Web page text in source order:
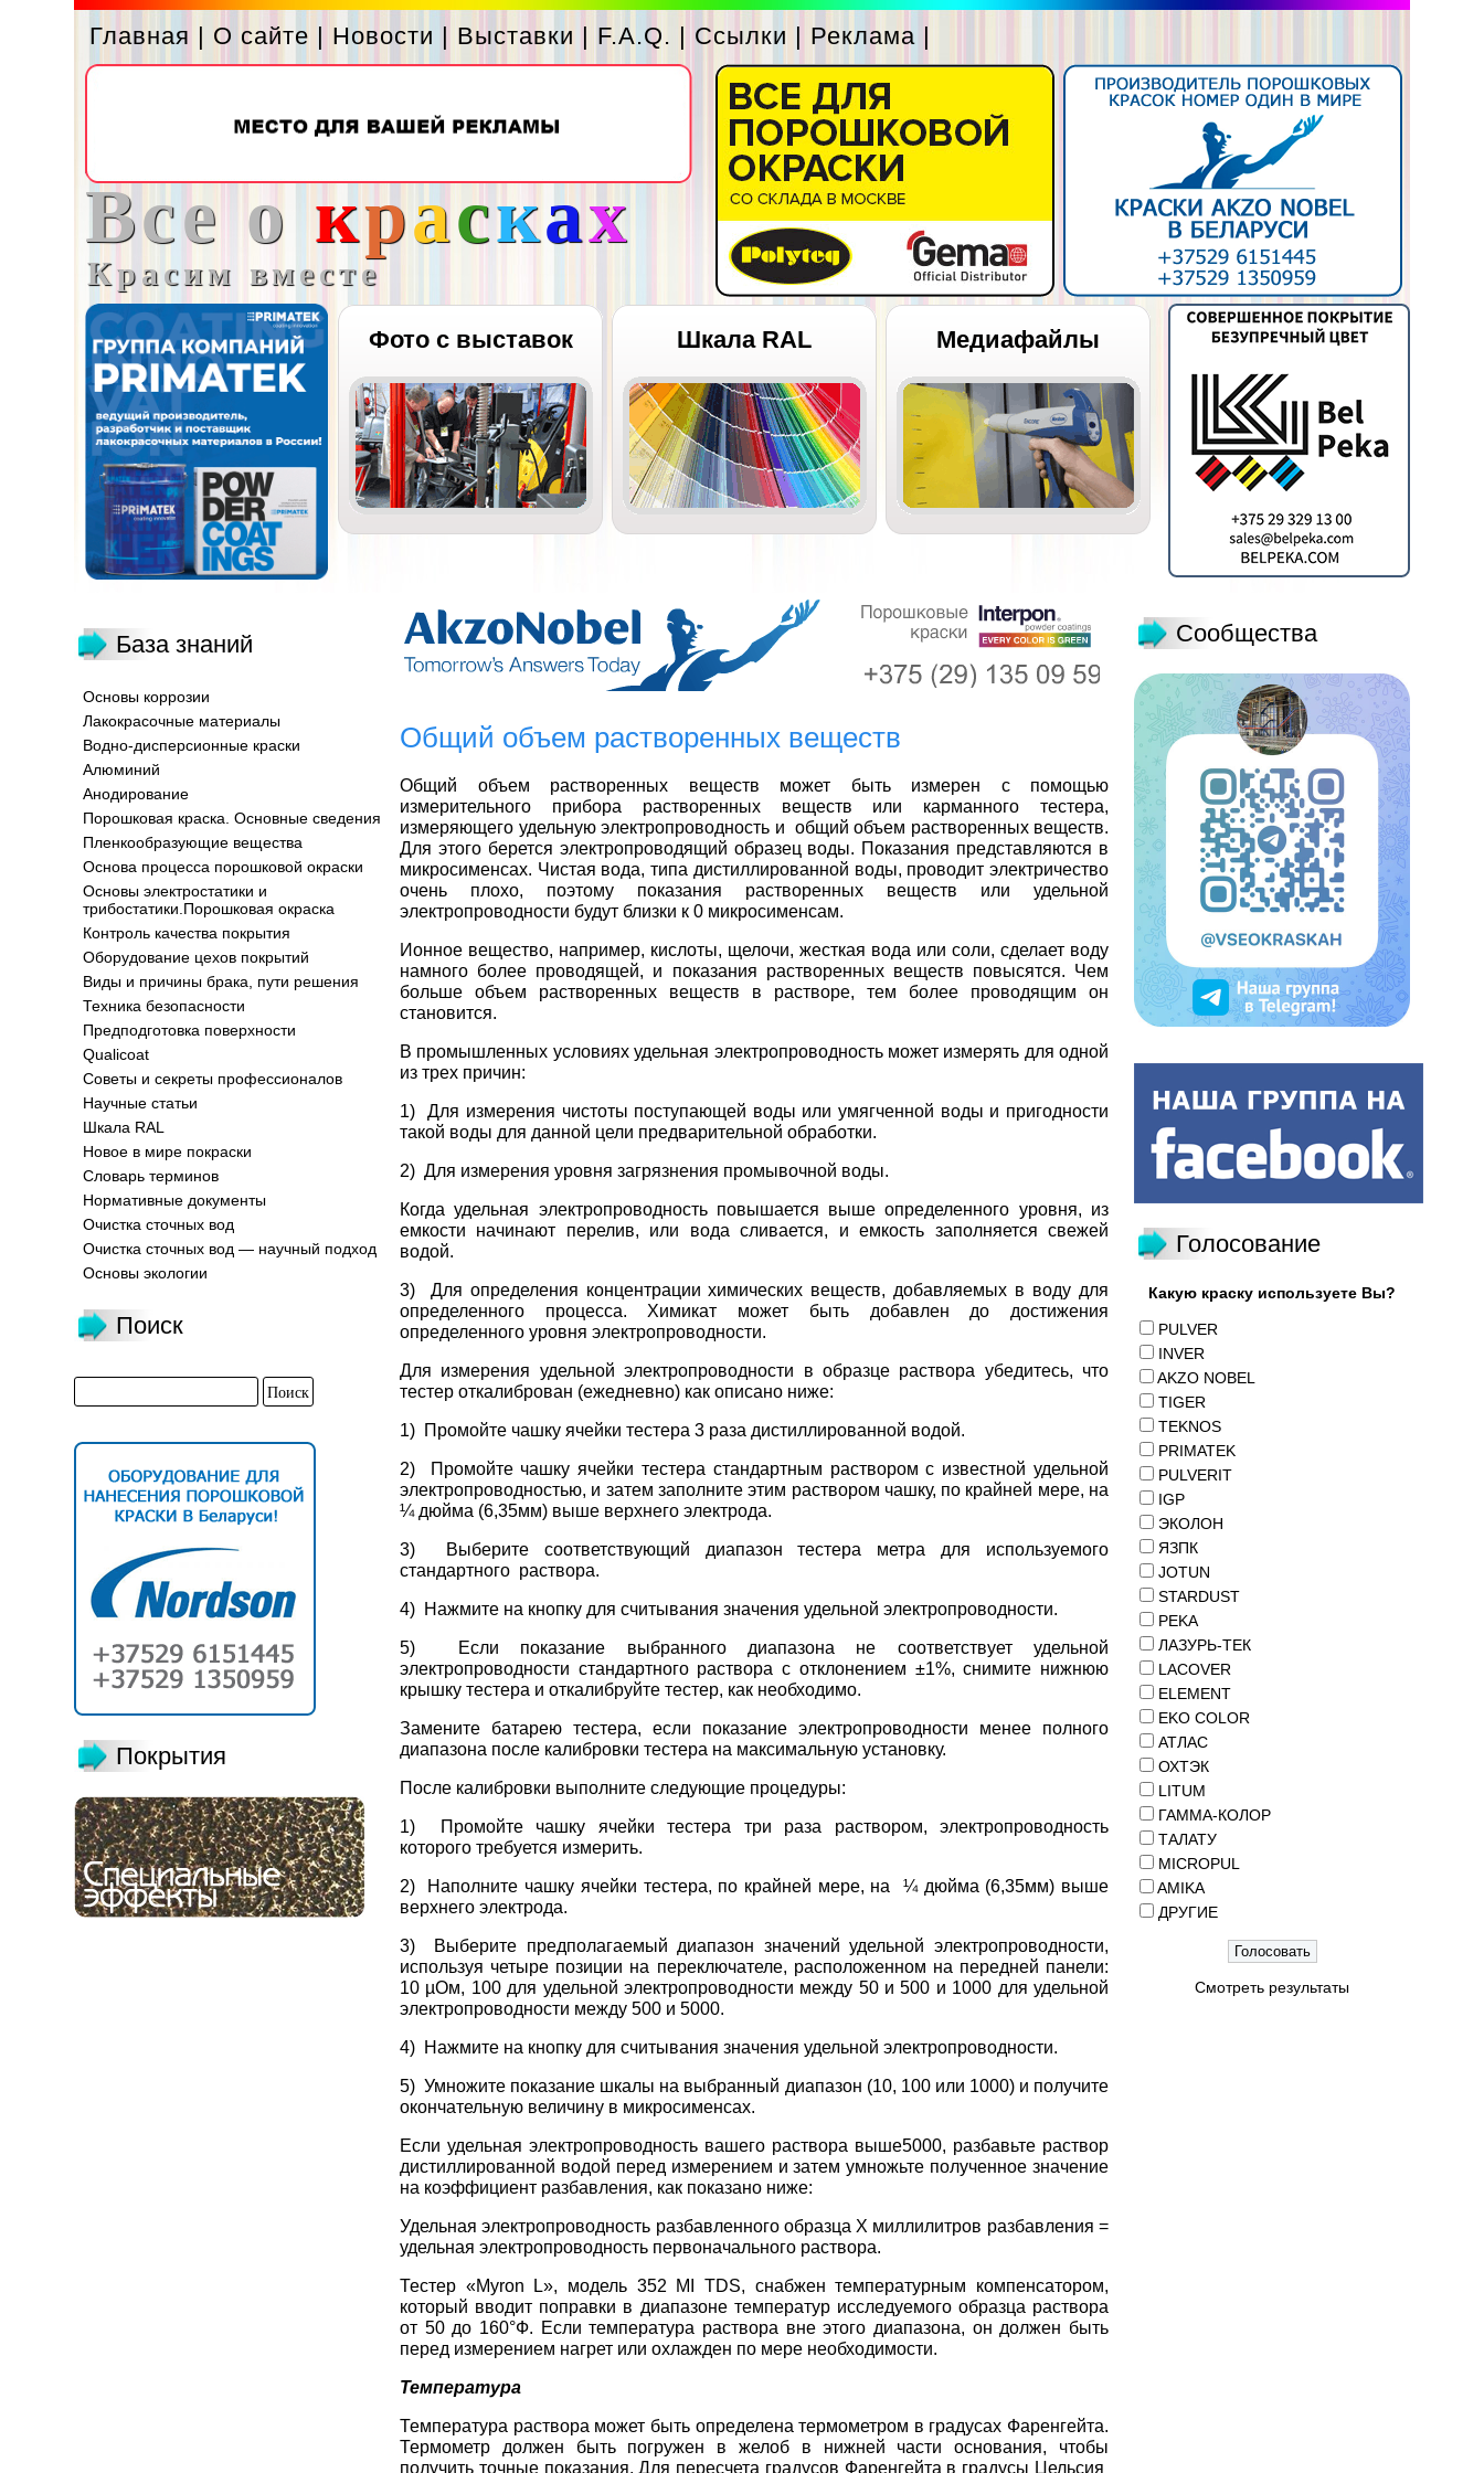
Главная | О сайте | Новости | Выставки | F.A.Q. | Ссылки | Реклама |
Все о красках
Красим вместе
Фото с выставок Шкала RAL Медиафайлы
База знаний
Основы коррозии
Лакокрасочные материалы
Водно-дисперсионные краски
Алюминий
Анодирование
Порошковая краска. Основные сведения
Пленкообразующие вещества
Основа процесса порошковой окраски
Основы электростатики и
трибостатики.Порошковая окраска
Контроль качества покрытия
Оборудование цехов покрытий
Виды и причины брака, пути решения
Техника безопасности
Предподготовка поверхности
Qualicoat
Советы и секреты профессионалов
Научные статьи
Шкала RAL
Новое в мире покраски
Словарь терминов
Нормативные документы
Очистка сточных вод
Очистка сточных вод — научный подход
Основы экологии
Поиск
Покрытия
Общий объем растворенных веществ
Общий объем растворенных веществ может быть измерен с помощью
измерительного прибора растворенных веществ или карманного тестера,
измеряющего удельную электропроводность и общий объем растворенных веществ.
Для этого берется электропроводящий образец воды. Показания представляются в
микросименсах. Чистая вода, типа дистиллированной воды, проводит электричество
очень плохо, поэтому показания растворенных веществ или удельной
электропроводности будут близки к 0 микросименсам.
Ионное вещество, например, кислоты, щелочи, жесткая вода или соли, сделает воду
намного более проводящей, и показания растворенных веществ повысятся. Чем
больше объем растворенных веществ в растворе, тем более проводящим он
становится.
В промышленных условиях удельная электропроводность может измерять для одной
из трех причин:
1) Для измерения чистоты поступающей воды или умягченной воды и пригодности
такой воды для данной цели предварительной обработки.
2) Для измерения уровня загрязнения промывочной воды.
Когда удельная электропроводность повышается выше определенного уровня, из
емкости начинают перелив, или вода сливается, и емкость заполняется свежей
водой.
3) Для определения концентрации химических веществ, добавляемых в воду для
определенного процесса. Химикат может быть добавлен до достижения
определенного уровня электропроводности.
Для измерения удельной электропроводности в образце раствора убедитесь, что
тестер откалиброван (ежедневно) как описано ниже:
1) Промойте чашку ячейки тестера 3 раза дистиллированной водой.
2) Промойте чашку ячейки тестера стандартным раствором с известной удельной
электропроводностью, и затем заполните этим раствором чашку, по крайней мере, на
¼ дюйма (6,35мм) выше верхнего электрода.
3) Выберите соответствующий диапазон тестера метра для используемого
стандартного раствора.
4) Нажмите на кнопку для считывания значения удельной электропроводности.
5) Если показание выбранного диапазона не соответствует удельной
электропроводности стандартного раствора с отклонением ±1%, снимите нижнюю
крышку тестера и откалибруйте тестер, как необходимо.
Замените батарею тестера, если показание электропроводности менее полного
диапазона после калибровки тестера на максимальную установку.
После калибровки выполните следующие процедуры:
1) Промойте чашку ячейки тестера три раза раствором, электропроводность
которого требуется измерить.
2) Наполните чашку ячейки тестера, по крайней мере, на ¼ дюйма (6,35мм) выше
верхнего электрода.
3) Выберите предполагаемый диапазон значений удельной электропроводности,
используя четыре позиции на переключателе, расположенном на передней панели:
10 µОм, 100 для удельной электропроводности между 50 и 500 и 1000 для удельной
электропроводности между 500 и 5000.
4) Нажмите на кнопку для считывания значения удельной электропроводности.
5) Умножите показание шкалы на выбранный диапазон (10, 100 или 1000) и получите
окончательную величину в микросименсах.
Если удельная электропроводность вашего раствора выше5000, разбавьте раствор
дистиллированной водой перед измерением и затем умножьте полученное значение
на коэффициент разбавления, как показано ниже:
Удельная электропроводность разбавленного образца Х миллилитров разбавления =
удельная электропроводность первоначального раствора.
Тестер «Myron L», модель 352 MI TDS, снабжен температурным компенсатором,
который вводит поправки в диапазоне температур исследуемого образца раствора
от 50 до 160°Ф. Если температура раствора вне этого диапазона, он должен быть
перед измерением нагрет или охлажден по мере необходимости.
Температура
Температура раствора может быть определена термометром в градусах Фаренгейта.
Термометр должен быть погружен в желоб в нижней части основания, чтобы
получить точные показания. Для пересчета градусов Фаренгейта в градусы Цельсия
Сообщества
Голосование
Какую краску используете Вы?
PULVER
INVER
AKZO NOBEL
TIGER
TEKNOS
PRIMATEK
PULVERIT
IGP
ЭКОЛОН
ЯЗПК
JOTUN
STARDUST
PEKA
ЛАЗУРЬ-ТЕК
LACOVER
ELEMENT
EKO COLOR
АТЛАС
ОХТЭК
LITUM
ГАММА-КОЛОР
ТАЛАТУ
MICROPUL
AMIKA
ДРУГИЕ
Смотреть результаты